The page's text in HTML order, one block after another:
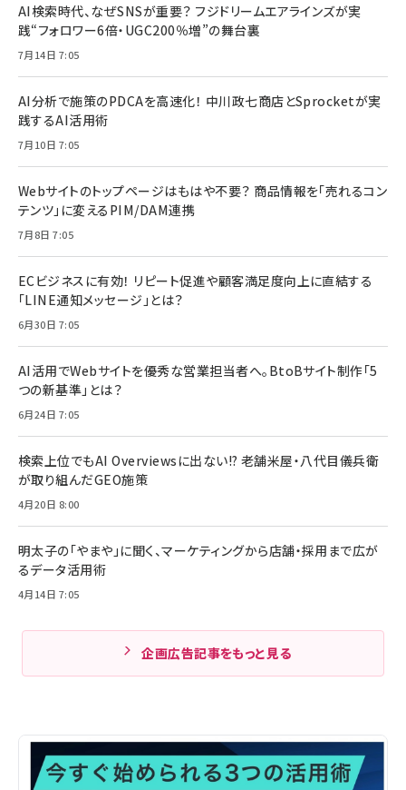
AI検索時代、なぜSNSが重要？ フジドリームエアラインズが実
践“フォロワー6倍・UGC200％増”の舞台裏
7月14日 7:05
AI分析で施策のPDCAを高速化！ 中川政七商店とSprocketが実
践するAI活用術
7月10日 7:05
Webサイトのトップページはもはや不要？ 商品情報を「売れるコン
テンツ」に変えるPIM/DAM連携
7月8日 7:05
ECビジネスに有効！ リピート促進や顧客満足度向上に直結する
「LINE通知メッセージ」とは？
6月30日 7:05
AI活用でWebサイトを優秀な営業担当者へ。BtoBサイト制作「5
つの新基準」とは？
6月24日 7:05
検索上位でもAI Overviewsに出ない!? 老舗米屋・八代目儀兵衛
が取り組んだGEO施策
4月20日 8:00
明太子の「やまや」に聞く、マーケティングから店舗・採用まで広が
るデータ活用術
4月14日 7:05
企画広告記事をもっと見る